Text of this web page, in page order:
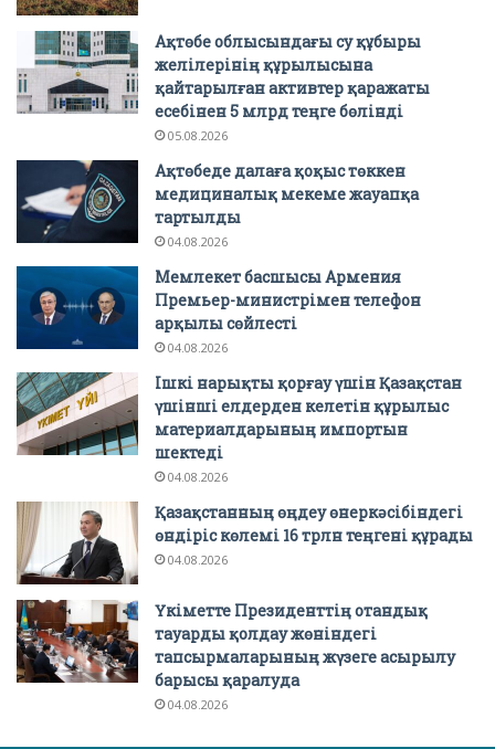
Ақтөбе облысындағы су құбыры
желілерінің құрылысына
қайтарылған активтер қаражаты
есебінен 5 млрд теңге бөлінді
05.08.2026
Ақтөбеде далаға қоқыс төккен
медициналық мекеме жауапқа
тартылды
04.08.2026
Мемлекет басшысы Армения
Премьер-министрімен телефон
арқылы сөйлесті
04.08.2026
Ішкі нарықты қорғау үшін Қазақстан
үшінші елдерден келетін құрылыс
материалдарының импортын
шектеді
04.08.2026
Қазақстанның өңдеу өнеркәсібіндегі
өндіріс көлемі 16 трлн теңгені құрады
04.08.2026
Үкіметте Президенттің отандық
тауарды қолдау жөніндегі
тапсырмаларының жүзеге асырылу
барысы қаралуда
04.08.2026